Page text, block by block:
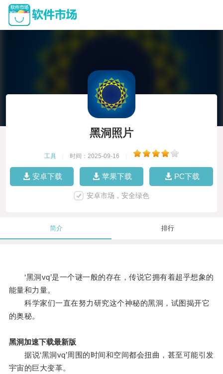
黑洞照片
工具 时间：2025-09-16
安卓下载 苹果下载 PC下载
安卓市场，安全绿色
简介 排行
‘黑洞vq’是一个谜一般的存在，传说它拥有着超乎想象的
能量和力量。
科学家们一直在努力研究这个神秘的黑洞，试图揭开它
的奥秘。
黑洞加速下载最新版
据说‘黑洞vq’周围的时间和空间都会扭曲，甚至可能引发
宇宙的巨大变革。